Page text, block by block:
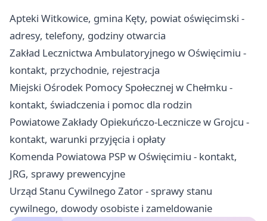
Apteki Witkowice, gmina Kęty, powiat oświęcimski -
adresy, telefony, godziny otwarcia
Zakład Lecznictwa Ambulatoryjnego w Oświęcimiu -
kontakt, przychodnie, rejestracja
Miejski Ośrodek Pomocy Społecznej w Chełmku -
kontakt, świadczenia i pomoc dla rodzin
Powiatowe Zakłady Opiekuńczo-Lecznicze w Grojcu -
kontakt, warunki przyjęcia i opłaty
Komenda Powiatowa PSP w Oświęcimiu - kontakt,
JRG, sprawy prewencyjne
Urząd Stanu Cywilnego Zator - sprawy stanu
cywilnego, dowody osobiste i zameldowanie